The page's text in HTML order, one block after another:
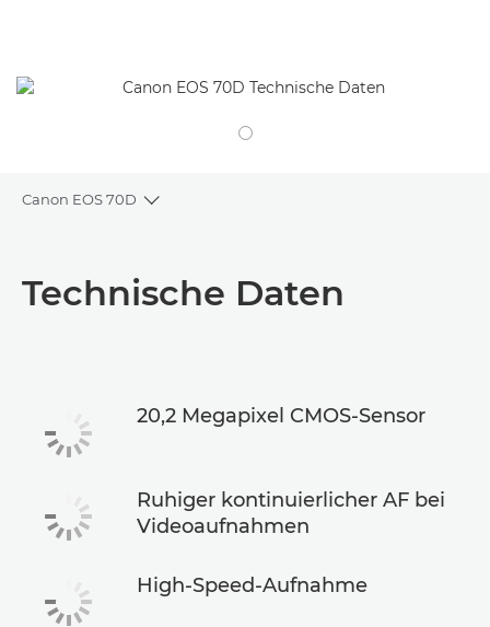
Canon EOS 70D
Toggle breadcrumbs
Technische Daten
Technische Daten
20,2 Megapixel CMOS-Sensor
Ruhiger kontinuierlicher AF bei
Videoaufnahmen
High-Speed-Aufnahme